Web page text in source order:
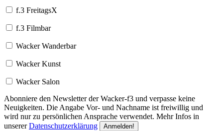
f.3 FreitagsX
f.3 Filmbar
Wacker Wanderbar
Wacker Kunst
Wacker Salon
Abonniere den Newsletter der Wacker-f3 und verpasse keine
Neuigkeiten. Die Angabe Vor- und Nachname ist freiwillig und
wird nur zu persönlichen Ansprache verwendet. Mehr Infos in
unsererDatenschutzerklärung